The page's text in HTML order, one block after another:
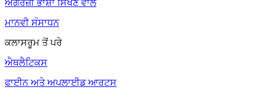
ਅੰਗਰੇਜ਼ੀ ਭਾਸ਼ਾ ਸਿੱਖਣ ਵਾਲੇ
ਮਾਨਵੀ ਸੰਸਾਧਨ
ਕਲਾਸਰੂਮ ਤੋਂ ਪਰੇ
ਐਥਲੈਟਿਕਸ
ਫਾਈਨ ਅਤੇ ਅਪਲਾਈਡ ਆਰਟਸ